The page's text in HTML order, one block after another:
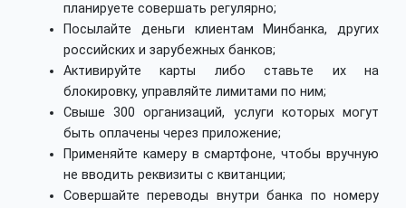
планируете совершать регулярно;
Посылайте деньги клиентам Минбанка, других
российских и зарубежных банков;
Активируйте карты либо ставьте их на
блокировку, управляйте лимитами по ним;
Свыше 300 организаций, услуги которых могут
быть оплачены через приложение;
Применяйте камеру в смартфоне, чтобы вручную
не вводить реквизиты с квитанции;
Совершайте переводы внутри банка по номеру